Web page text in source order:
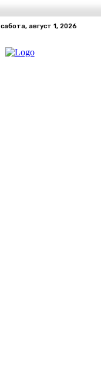
сабота, август 1, 2026